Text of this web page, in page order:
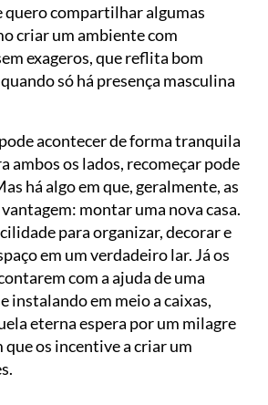
quero compartilhar algumas
criar um ambiente com
exageros, que reflita bom
só há presença masculina
acontecer de forma tranquila
ambos os lados, recomeçar pode
há algo em que, geralmente, as
montar uma nova casa.
para organizar, decorar e
em um verdadeiro lar. Já os
com a ajuda de uma
instalando em meio a caixas,
eterna espera por um milagre
os incentive a criar um